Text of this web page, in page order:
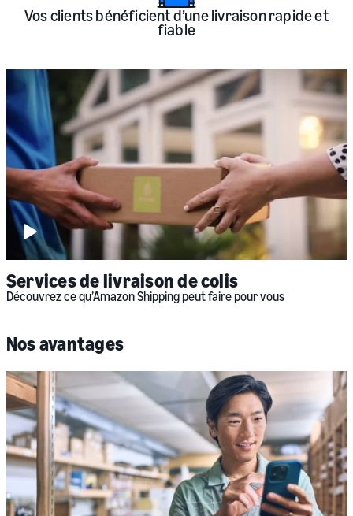
Vos clients bénéficient d’une livraison rapide et
fiable
Play
video:
Amazon
Shipping
La
livraison
simple,
rapide
Services de livraison de colis
Découvrez ce qu’Amazon Shipping peut faire pour vous
Nos avantages